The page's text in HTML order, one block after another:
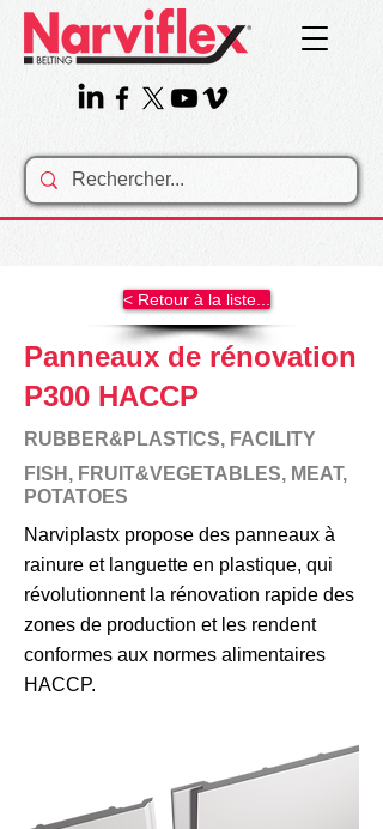
< Retour à la liste...
Panneaux de rénovation
P300 HACCP
RUBBER&PLASTICS, FACILITY
FISH, FRUIT&VEGETABLES, MEAT,
POTATOES
Narviplastx propose des panneaux à
rainure et languette en plastique, qui
révolutionnent la rénovation rapide des
zones de production et les rendent
conformes aux normes alimentaires
HACCP.